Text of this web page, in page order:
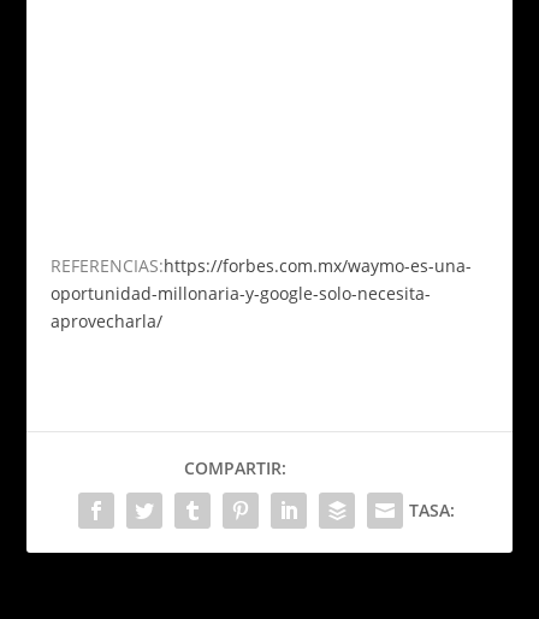
REFERENCIAS:https://forbes.com.mx/waymo-es-una-
oportunidad-millonaria-y-google-solo-necesita-
aprovecharla/
COMPARTIR:
TASA: